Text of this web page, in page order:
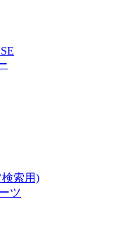
索用)
ツ